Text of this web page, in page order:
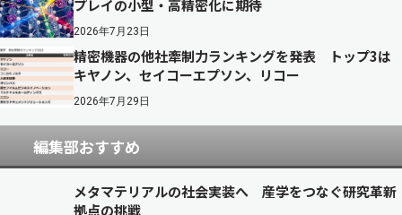
プレイの小型・高精密化に期待
2026年7月23日
精密機器の他社牽制力ランキングを発表 トップ3は
キヤノン、セイコーエプソン、リコー
2026年7月29日
編集部おすすめ
メタマテリアルの社会実装へ 産学をつなぐ研究革新
拠点の挑戦